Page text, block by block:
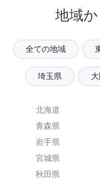
地域
全ての地域
埼玉県
北海道
青森県
岩手県
宮城県
秋田県